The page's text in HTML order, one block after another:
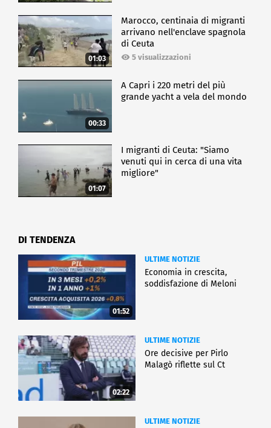
01:03
Marocco, centinaia di migranti
arrivano nell'enclave spagnola
di Ceuta
5 visualizzazioni
00:33
A Capri i 220 metri del più
grande yacht a vela del mondo
01:07
I migranti di Ceuta: "Siamo
venuti qui in cerca di una vita
migliore"
DI TENDENZA
01:52
ULTIME NOTIZIE
Economia in crescita,
soddisfazione di Meloni
02:22
ULTIME NOTIZIE
Ore decisive per Pirlo
Malagò riflette sul Ct
ULTIME NOTIZIE